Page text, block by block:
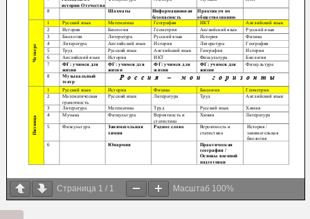
Страница 1 / 1 Масштаб 100%